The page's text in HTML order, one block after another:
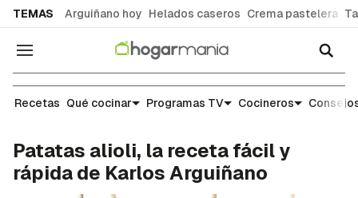
TEMAS Arguiñano hoy Helados caseros Crema pastelera
Navegación
Recetas
Recetas Qué cocinar Programas TV Cocineros
Patatas alioli, la receta fácil y
rápida de Karlos Arguiñano